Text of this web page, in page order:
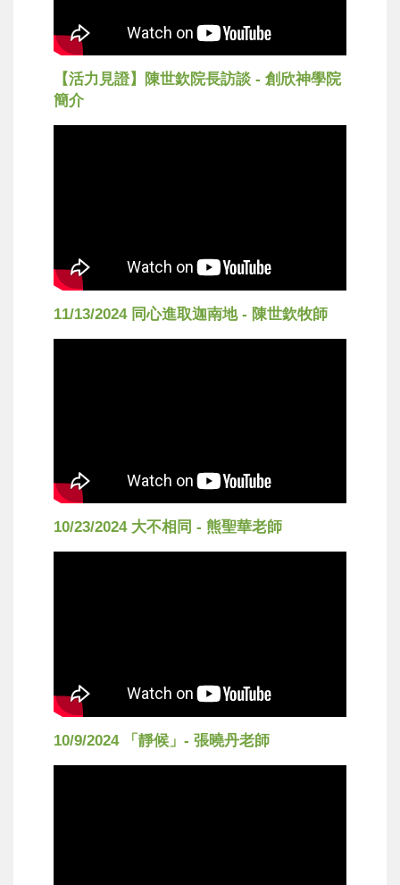
【活力見證】陳世欽院長訪談 - 創欣神學院
簡介
11/13/2024 同心進取迦南地 - 陳世欽牧師
10/23/2024 大不相同 - 熊聖華老師
10/9/2024 「靜候」- 張曉丹老師